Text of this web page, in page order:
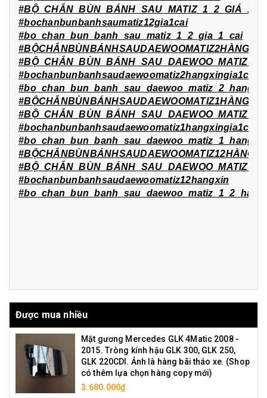
#bochanbunbanhsaumatiz12gia1cai
#bo_chan_bun_banh_sau_matiz_1_2_gia_1_cai
#bochanbunbanhsaudaewoomatiz2hangxingia1cai
#bochanbunbanhsaudaewoomatiz1hangxingia1cai
#bochanbunbanhsaudaewoomatiz12hangxin
Được mua nhiều
Mặt gương Mercedes GLK 4Matic 2008 -
2015. Tròng kính hậu GLK 300, GLK 250,
GLK 220CDI. Ảnh là hàng bãi tháo xe. (Shop
có thêm lựa chọn hàng copy mới)
3.680.000₫